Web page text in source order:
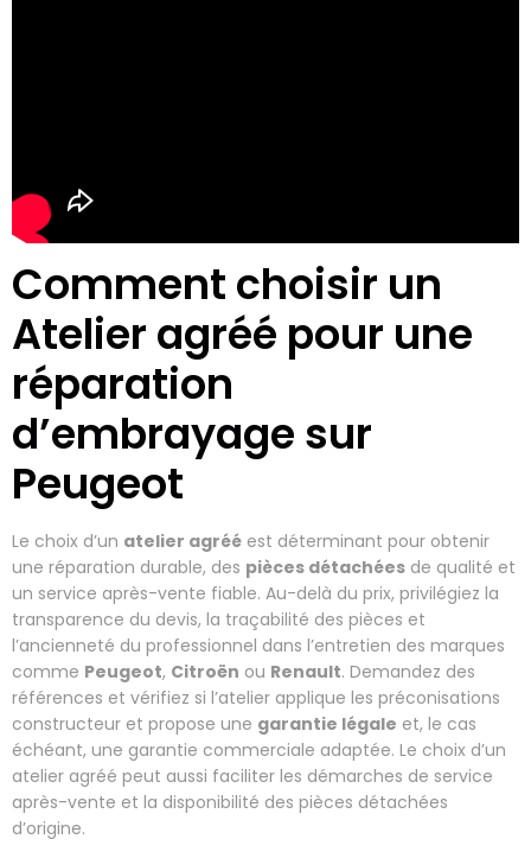
Comment choisir un
Atelier agréé pour une
réparation
d’embrayage sur
Peugeot
Le choix d’un atelier agréé est déterminant pour obtenir
une réparation durable, des pièces détachées de qualité et
un service après-vente fiable. Au-delà du prix, privilégiez la
transparence du devis, la traçabilité des pièces et
l’ancienneté du professionnel dans l’entretien des marques
comme Peugeot, Citroën ou Renault. Demandez des
références et vérifiez si l’atelier applique les préconisations
constructeur et propose une garantie légale et, le cas
échéant, une garantie commerciale adaptée. Le choix d’un
atelier agréé peut aussi faciliter les démarches de service
après-vente et la disponibilité des pièces détachées
d’origine.